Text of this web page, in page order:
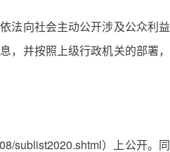
法向社会主动公开涉及公众利
，并按照上级行政机关的部署
sublist2020.shtml）上公开。